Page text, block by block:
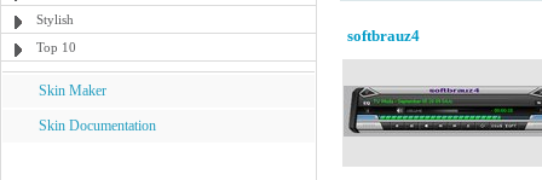
Stylish
Top 10
Skin Maker
Skin Documentation
softbrauz4